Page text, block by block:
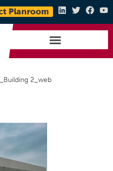
Planroom
2_web